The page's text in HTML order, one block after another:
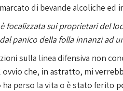
di bevande alcoliche ed
focalizzata sui proprietari del
panico della folla innanzi ad
sulla linea difensiva non
che, in astratto, mi
perso la vita o è stato ferito